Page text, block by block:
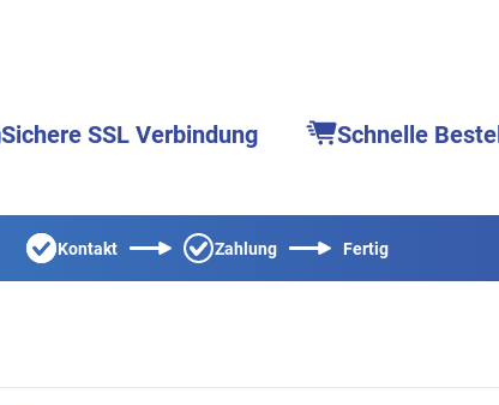
Sichere SSL Verbindung Schnelle
Kontakt Zahlung Fertig